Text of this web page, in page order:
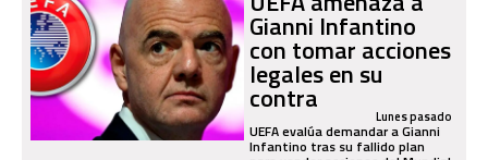
Gianni Infantino
con tomar acciones
legales en su
contra Lunes pasado
UEFA evalúa demandar a Gianni
Infantino tras su fallido plan